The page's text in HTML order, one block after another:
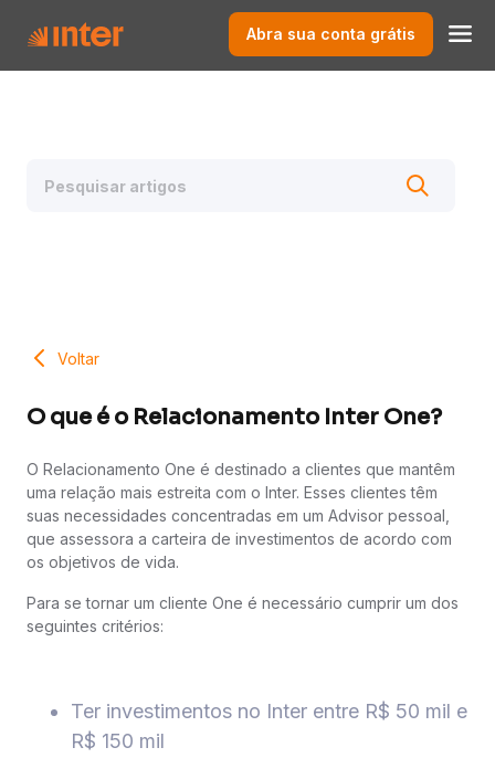
Abra sua conta grátis
Voltar
O que é o Relacionamento Inter One?
O Relacionamento One é destinado a clientes que mantêm
uma relação mais estreita com o Inter. Esses clientes têm
suas necessidades concentradas em um Advisor pessoal,
que assessora a carteira de investimentos de acordo com
os objetivos de vida.
Para se tornar um cliente One é necessário cumprir um dos
seguintes critérios:
Ter investimentos no Inter entre R$ 50 mil e
R$ 150 mil